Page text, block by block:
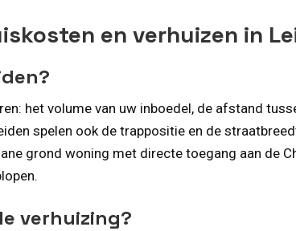
en verhuizen in
het volume van uw inboedel, de afstand
spelen ook de trappositie en de
grond woning met directe toegang aan de
verhuizing?